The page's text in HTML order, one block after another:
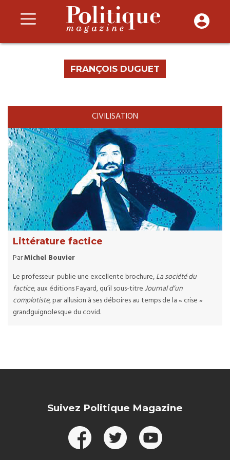
FRANÇOIS DUGUET
CIVILISATION
Littérature factice
ParMichel Bouvier
Le professeur publie une excellente brochure,La société du
factice, aux éditions Fayard, qu’il sous-titreJournal d’un
complotiste, par allusion à ses déboires au temps de la « crise »
grandguignolesque du covid.
Suivez Politique Magazine